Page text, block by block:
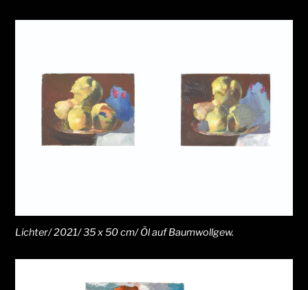
Lichter/ 2021/ 35 x 50 cm/ Öl auf Baumwollgew.